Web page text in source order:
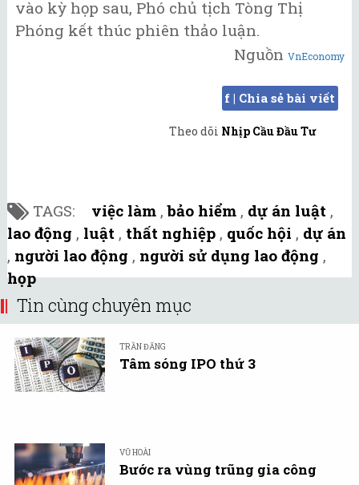
vào kỳ họp sau, Phó chủ tịch Tòng Thị
Phóng kết thúc phiên thảo luận.
Nguồn VnEconomy
f | Chia sẻ bài viết
Theo dõi Nhịp Cầu Đầu Tư
TAGS: việc làm ,bảo hiểm , dự án luật ,
lao động , luật , thất nghiệp , quốc hội , dự án
, người lao động , người sử dụng lao động ,
họp
Tin cùng chuyên mục
TRẦN ĐĂNG
Tâm sóng IPO thứ 3
VŨ HOÀI
Bước ra vùng trũng gia công